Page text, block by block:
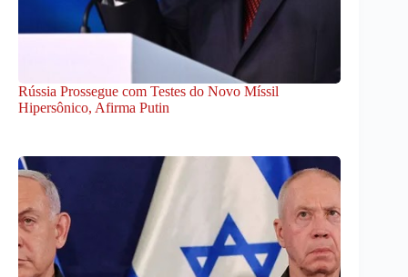
Rússia Prossegue com Testes do Novo Míssil
Hipersônico, Afirma Putin